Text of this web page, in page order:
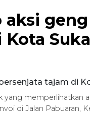
aksi
yang
di Jalan Pabuaran,